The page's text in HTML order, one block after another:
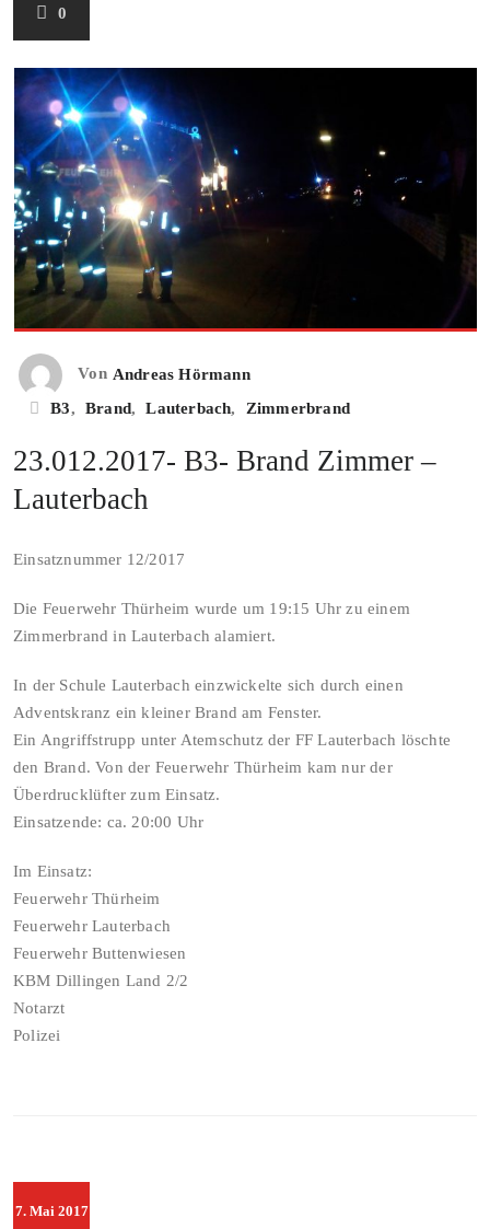
0
Von Andreas Hörmann
B3, Brand, Lauterbach, Zimmerbrand
23.012.2017- B3- Brand Zimmer –
Lauterbach
Einsatznummer 12/2017
Die Feuerwehr Thürheim wurde um 19:15 Uhr zu einem
Zimmerbrand in Lauterbach alamiert.
In der Schule Lauterbach einzwickelte sich durch einen
Adventskranz ein kleiner Brand am Fenster.
Ein Angriffstrupp unter Atemschutz der FF Lauterbach löschte
den Brand. Von der Feuerwehr Thürheim kam nur der
Überdrucklüfter zum Einsatz.
Einsatzende: ca. 20:00 Uhr
Im Einsatz:
Feuerwehr Thürheim
Feuerwehr Lauterbach
Feuerwehr Buttenwiesen
KBM Dillingen Land 2/2
Notarzt
Polizei
7. Mai 2017